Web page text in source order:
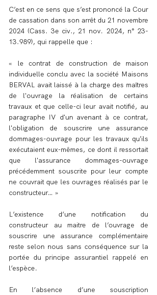
C’est en ce sens que s’est prononcé la Cour
de cassation dans son arrêt du 21 novembre
2024 (Cass. 3e civ., 21 nov. 2024, n° 23-
13.989), qui rappelle que :
« le contrat de construction de maison
individuelle conclu avec la société Maisons
BERVAL avait laissé à la charge des maîtres
de l'ouvrage la réalisation de certains
travaux et que celle-ci leur avait notifié, au
paragraphe IV d'un avenant à ce contrat,
l'obligation de souscrire une assurance
dommages-ouvrage pour les travaux qu'ils
exécutaient eux-mêmes, ce dont il ressortait
que l'assurance dommages-ouvrage
précédemment souscrite pour leur compte
ne couvrait que les ouvrages réalisés par le
constructeur… »
L’existence d’une notification du
constructeur au maitre de l’ouvrage de
souscrire une assurance complémentaire
reste selon nous sans conséquence sur la
portée du principe assurantiel rappelé en
l’espèce.
En l’absence d’une souscription